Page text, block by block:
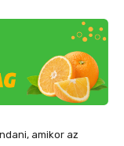
amikor az